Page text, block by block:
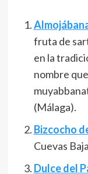
fruta de
en la
nombre
(Málaga).
Bizcocho
Cuevas
Dulce del